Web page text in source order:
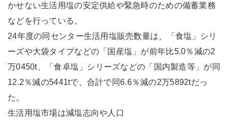
かせない生活用塩の安定供給や緊急時のための備蓄業務
などを行っている。
24年度の同センター生活用塩販売数量は、「食塩」シリ
ーズや大袋タイプなどの「国産塩」が前年比5.0％減の2
万0450t、「食卓塩」シリーズなどの「国内製造等」が同
12.2％減の5441tで、合計で同6.6％減の2万5892tだっ
た。
生活用塩市場は減塩志向や人口